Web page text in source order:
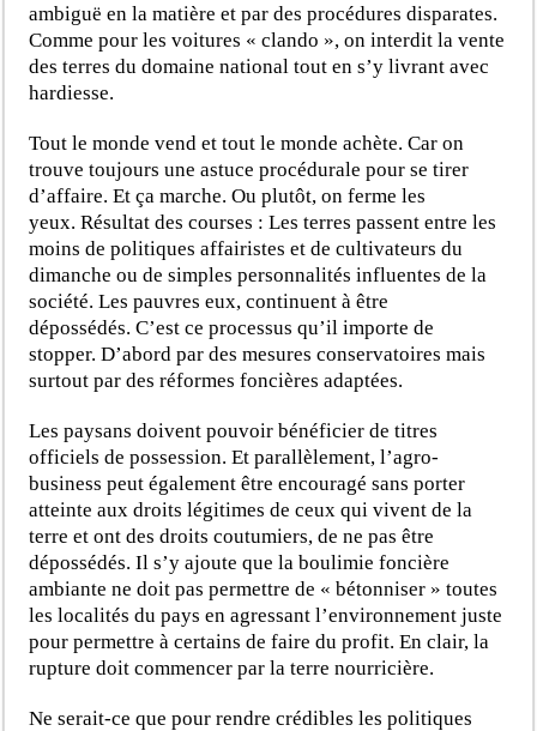
ambiguë en la matière et par des procédures disparates.
Comme pour les voitures « clando », on interdit la vente
des terres du domaine national tout en s’y livrant avec
hardiesse.
Tout le monde vend et tout le monde achète. Car on
trouve toujours une astuce procédurale pour se tirer
d’affaire. Et ça marche. Ou plutôt, on ferme les
yeux. Résultat des courses : Les terres passent entre les
moins de politiques affairistes et de cultivateurs du
dimanche ou de simples personnalités influentes de la
société. Les pauvres eux, continuent à être
dépossédés.C’est ce processus qu’il importe de
stopper. D’abord par des mesures conservatoires mais
surtout par des réformes foncières adaptées.
Les paysans doivent pouvoir bénéficier de titres
officiels de possession. Et parallèlement, l’agro-
business peut également être encouragé sans porter
atteinte aux droits légitimes de ceux qui vivent de la
terre et ont des droits coutumiers, de ne pas être
dépossédés. Il s’y ajoute que la boulimie foncière
ambiante ne doit pas permettre de « bétonniser » toutes
les localités du pays en agressant l’environnement juste
pour permettre à certains de faire du profit. En clair, la
rupture doit commencer par la terre nourricière.
Ne serait-ce que pour rendre crédibles les politiques